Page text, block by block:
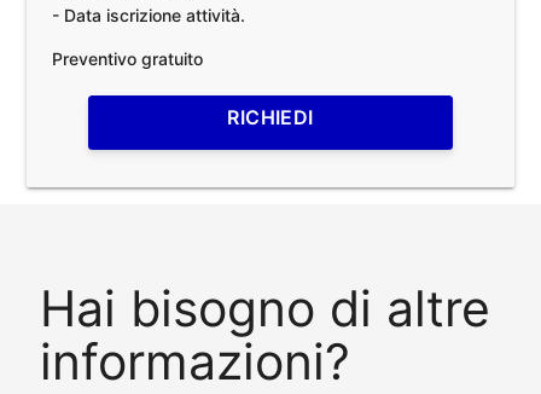
- Data iscrizione attività.
Preventivo gratuito
RICHIEDI
Hai bisogno di altre
informazioni?